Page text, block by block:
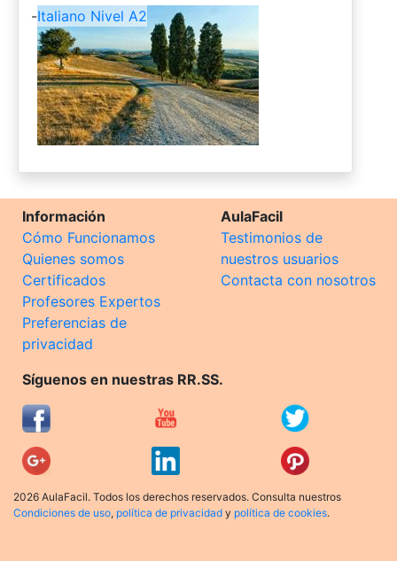
-Italiano Nivel A2
Información
Cómo Funcionamos
Quienes somos
Certificados
Profesores Expertos
Preferencias de
privacidad
AulaFacil
Testimonios de
nuestros usuarios
Contacta con nosotros
Síguenos en nuestras RR.SS.
2026 AulaFacil. Todos los derechos reservados. Consulta nuestros
Condiciones de uso, política de privacidad y política de cookies.